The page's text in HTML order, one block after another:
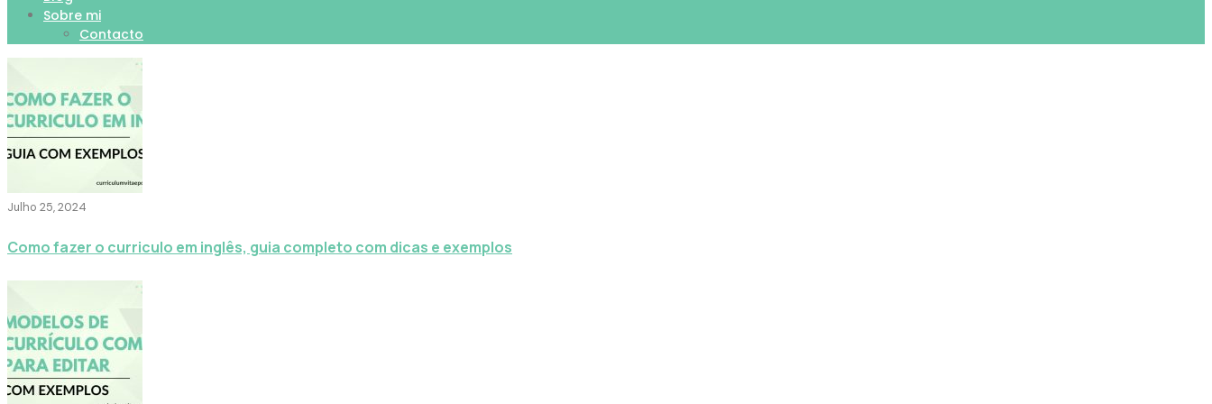
Sobre mi
Contacto
Julho 25, 2024
Como fazer o curriculo em inglês, guia completo com dicas e exemplos